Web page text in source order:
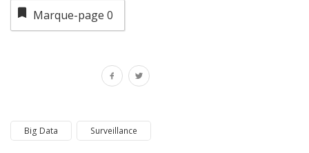
Marque-page 0
Big Data Surveillance